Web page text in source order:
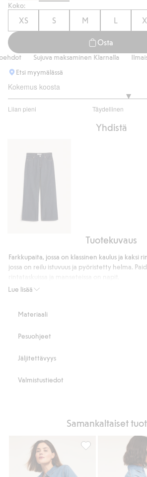
Koko:
XS S M L
Osta
Sujuva maksaminen Klarnalla
Etsi myymälässä
Kokemus koosta
Liian pieni Täydellinen
/
Yhdistä
high
Tuotekuvaus
Lue lisää
Farkkupaita, jossa on klassinen kaulus ja kaksi
jossa on reilu istuvuus ja pyöristetty helma.
Suora malli
Pituus 70 cm koossa S
Materiaali
Pesuohjeet
Jäljitettävyys
Valmistustiedot
Samankaltaiset
Farkkupaita, Lisää